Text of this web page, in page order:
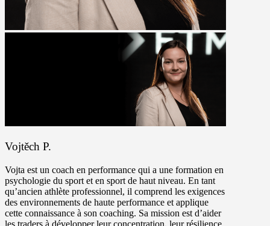
Vojtěch P.
Vojta est un coach en performance qui a une formation en
psychologie du sport et en sport de haut niveau. En tant
qu’ancien athlète professionnel, il comprend les exigences
des environnements de haute performance et applique
cette connaissance à son coaching. Sa mission est d’aider
les traders à développer leur concentration, leur résilience